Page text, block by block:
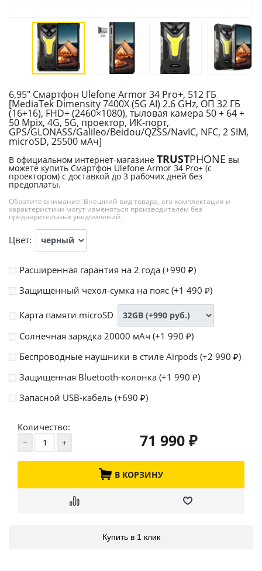
6,95" Смартфон Ulefone Armor 34 Pro+, 512 ГБ
[MediaTek Dimensity 7400X (5G AI) 2.6 GHz, ОП 32 ГБ
(16+16), FHD+ (2460×1080), тыловая камера 50 + 64 +
50 Mpix, 4G, 5G, проектор, ИК-порт,
GPS/GLONASS/Galileo/Beidou/QZSS/NavIC, NFC, 2 SIM,
microSD, 25500 мАч]
В официальном интернет-магазине TRUSTPHONE вы
можете купить Смартфон Ulefone Armor 34 Pro+ (с
проектором) с доставкой до 3 рабочих дней без
предоплаты.
Обратите внимание! Внешний вид товара, его комплектация и
характеристики могут изменяться производителем без
предварительных уведомлений.
Цвет:
Расширенная гарантия на 2 года (+990 ₽)
Защищенный чехол-сумка на пояс (+1 490 ₽)
Карта памяти microSD
Солнечная зарядка 20000 мАч (+1 990 ₽)
Беспроводные наушники в стиле Airpods (+2 990 ₽)
Защищенная Bluetooth-колонка (+1 990 ₽)
Запасной USB-кабель (+690 ₽)
Количество:
71 990 ₽
В КОРЗИНУ
Купить в 1 клик